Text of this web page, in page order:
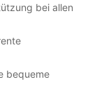
bei allen
bequeme